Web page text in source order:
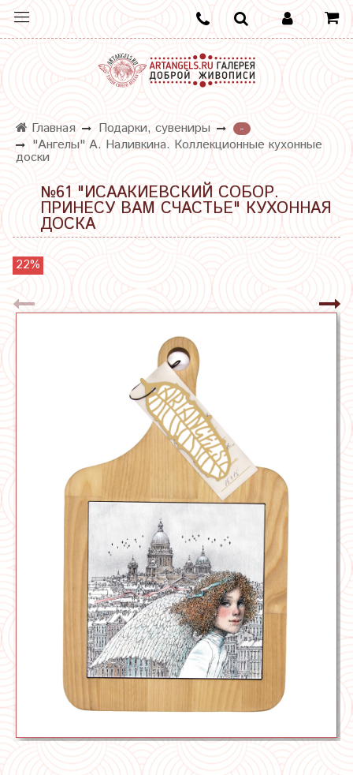
Главная Подарки, сувениры
-
"Ангелы" А. Наливкина. Коллекционные кухонные
доски
№61 "ИСААКИЕВСКИЙ СОБОР.
ПРИНЕСУ ВАМ СЧАСТЬЕ" КУХОННАЯ
ДОСКА
22%